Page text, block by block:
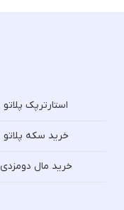
استارترپک پلاتو
خرید سکه پلاتو
خرید مال دومزدی